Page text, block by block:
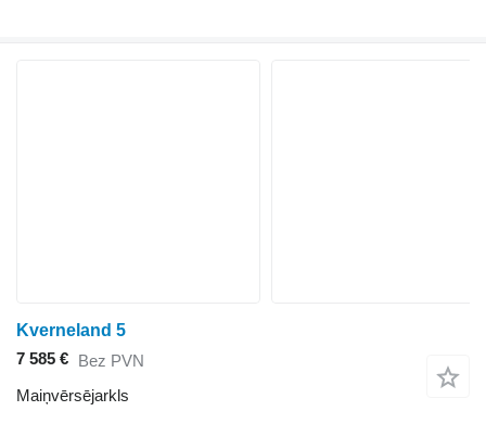
Kverneland 5
7 585 € Bez PVN
Maiņvērsējarkls